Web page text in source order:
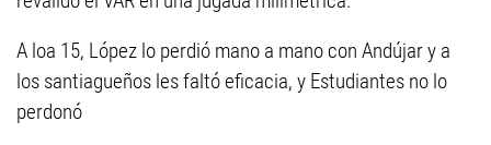
A loa 15, López lo perdió mano a mano con Andújar y a
los santiagueños les faltó eficacia, y Estudiantes no lo
perdonó